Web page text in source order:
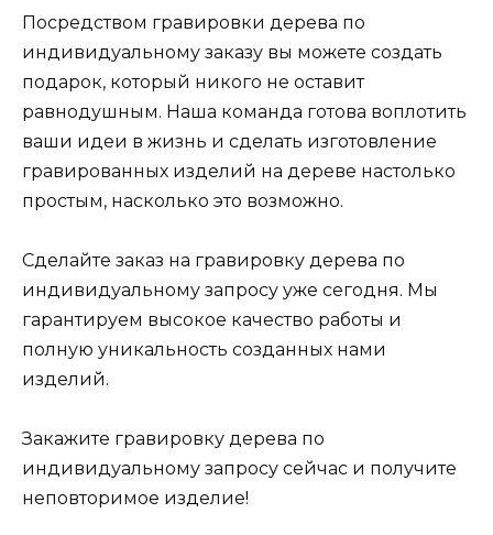
Посредством гравировки дерева по
индивидуальному заказу вы можете создать
подарок, который никого не оставит
равнодушным. Наша команда готова воплотить
ваши идеи в жизнь и сделать изготовление
гравированных изделий на дереве настолько
простым, насколько это возможно.
Сделайте заказ на гравировку дерева по
индивидуальному запросу уже сегодня. Мы
гарантируем высокое качество работы и
полную уникальность созданных нами
изделий.
Закажите гравировку дерева по
индивидуальному запросу сейчас и получите
неповторимое изделие!